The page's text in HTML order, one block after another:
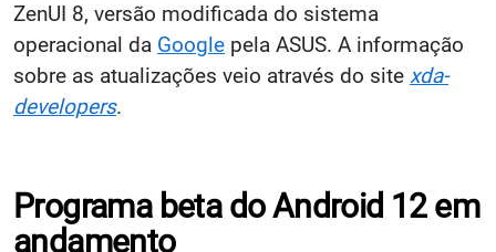
ZenUI 8, versão modificada do sistema
operacional da Google pela ASUS. A informação
sobre as atualizações veio através do site xda-
developers.
Programa beta do Android 12 em
andamento